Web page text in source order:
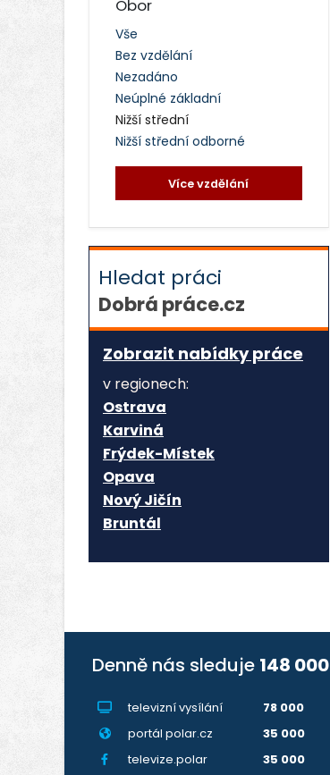
Obor
Vše
Bez vzdělání
Nezadáno
Neúplné základní
Nižší střední
Nižší střední odborné
Více vzdělání
Hledat práci
Dobrá práce.cz
Zobrazit nabídky práce
v regionech:
Ostrava
Karviná
Frýdek-Místek
Opava
Nový Jičín
Bruntál
Denně nás sleduje 148 000
televizní vysílání
78 000
portál polar.cz
35 000
televize.polar
35 000